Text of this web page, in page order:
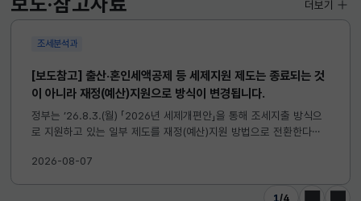
조세분석과
[보도참고] 출산·혼인세액공제 등 세제지원 제도는 종료되는 것
이 아니라 재정(예산)지원으로 방식이 변경됩니다.
정부는 ’26.8.3.(월) 「2026년 세제개편안」을 통해 조세지출 방식으
로 지원하고 있는 일부 제도를 재정(예산)지원 방법으로 전환한다고
2026-08-07
1/4
더보기